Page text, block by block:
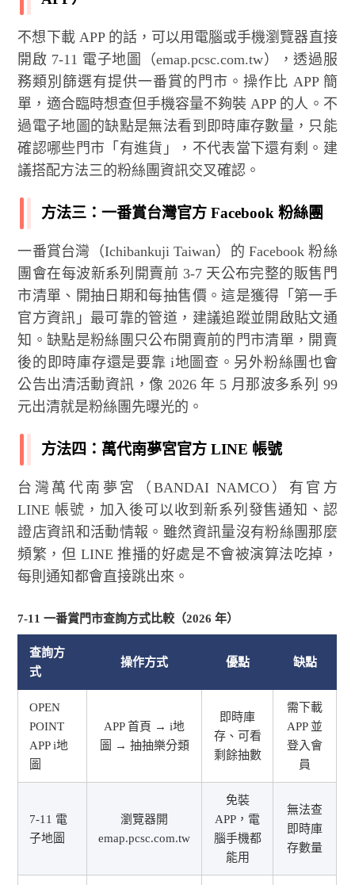
不想下載 APP 的話，可以用電腦或手機瀏覽器直接
開啟 7-11 電子地圖（emap.pcsc.com.tw），透過服
務類別篩選有提供一番賞的門市。操作比 APP 簡
單，適合臨時想查但手機容量不夠裝 APP 的人。不
過電子地圖的缺點是無法看到即時庫存數量，只能
確認哪些門市「有進貨」，不代表當下還有剩。建
議搭配方法三的粉絲團資訊交叉確認。
方法三：一番賞台灣官方 Facebook 粉絲團
一番賞台灣（Ichibankuji Taiwan）的 Facebook 粉絲
團會在每波新系列開賣前 3-7 天公布完整的販售門
市清單、開抽日期和每抽售價。這是獲得「第一手
官方資訊」最可靠的管道，建議追蹤並開啟貼文通
知。缺點是粉絲團只公布開賣前的門市清單，開賣
後的即時庫存還是要靠 i地圖查。另外粉絲團也會
公告出清活動資訊，像 2026 年 5 月那波多系列 99
元出清就是粉絲團先曝光的。
方法四：萬代南夢宮官方 LINE 帳號
台灣萬代南夢宮（BANDAI NAMCO）有官方
LINE 帳號，加入後可以收到新系列發售通知、認
證店資訊和活動情報。雖然資訊量沒有粉絲團那麼
頻繁，但 LINE 推播的好處是不會被演算法吃掉，
每則通知都會直接跳出來。
7-11 一番賞門市查詢方式比較（2026 年）
查詢方
式
操作方式 優點 缺點
OPEN
POINT
APP i地
圖
APP 首頁 → i地
圖 → 抽抽樂分類
即時庫
存、可看
剩餘抽數
需下載
APP 並
登入會
員
7-11 電
子地圖
瀏覽器開
emap.pcsc.com.tw
免裝
APP，電
腦手機都
能用
無法查
即時庫
存數量